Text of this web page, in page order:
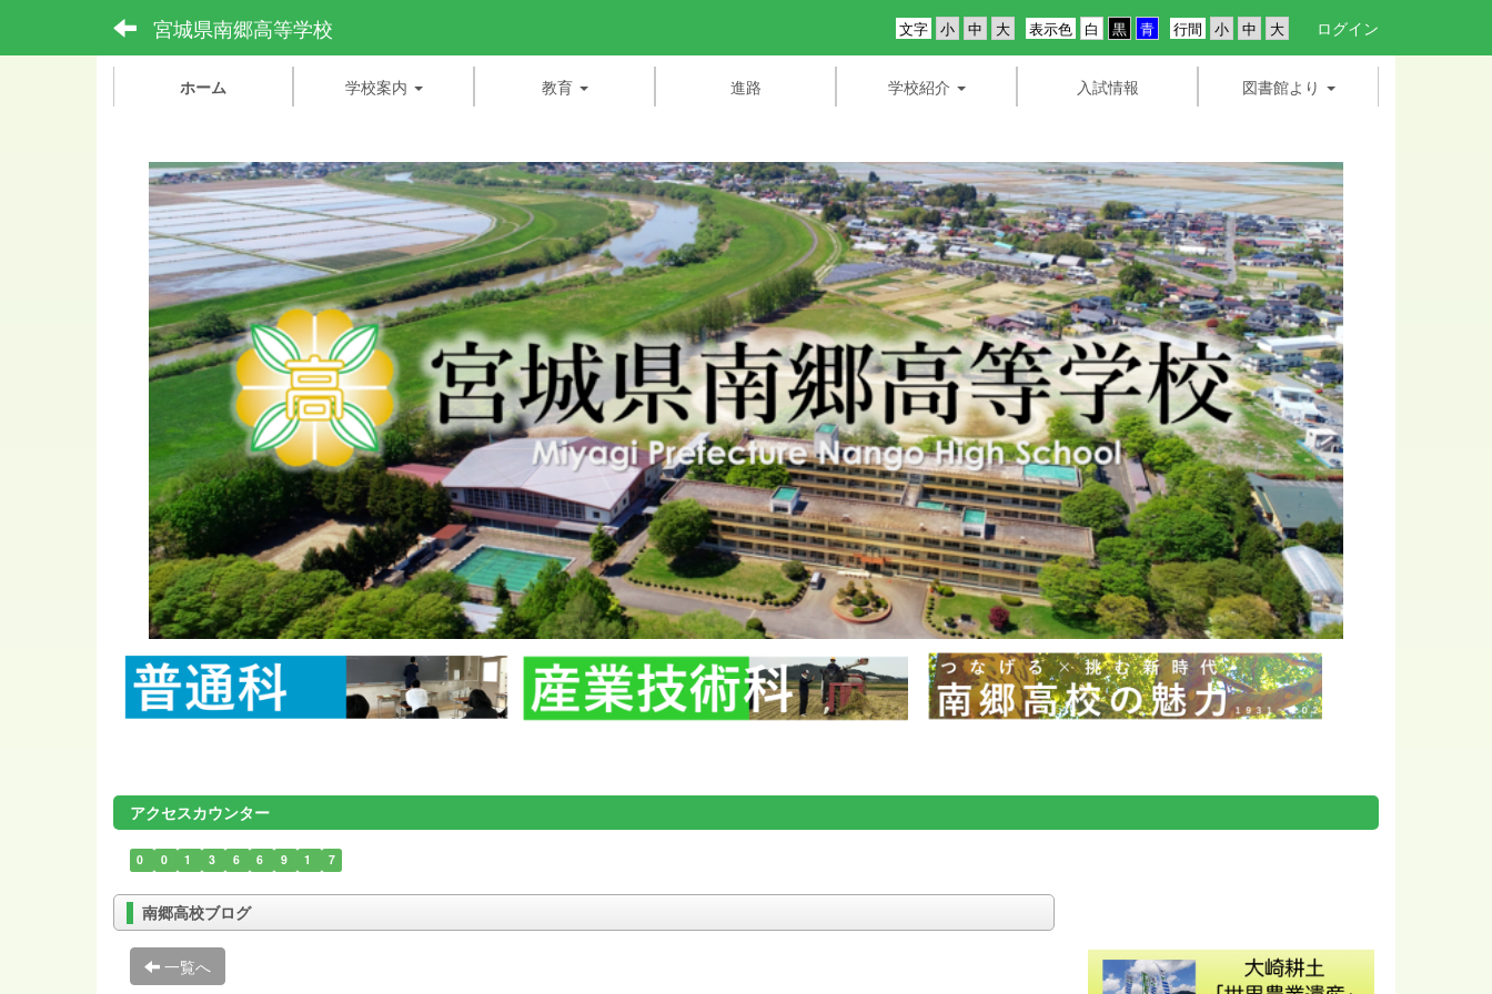
宮城県南郷高等学校 行間
表示色
文字 ログイン
ホーム 学校案内 教育 進路 学校紹介 入試情報 図書館より
アクセスカウンター
0 0 1 3 6 6 9 1 7
南郷高校ブログ
一覧へ